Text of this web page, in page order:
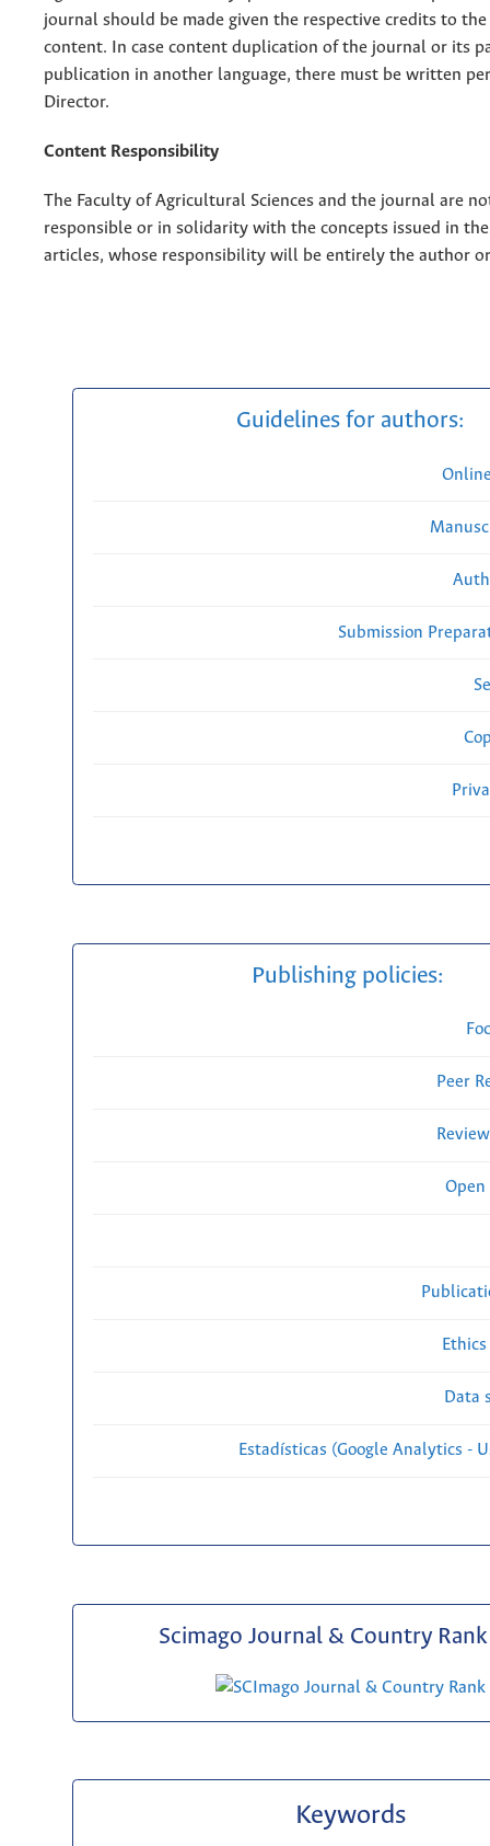
journal should be made given the respective credits to
content. In case content duplication of the journal or its
publication in another language, there must be written
Director.
Content Responsibility
The Faculty of Agricultural Sciences and the journal are
responsible or in solidarity with the concepts issued in
articles, whose responsibility will be entirely the author
Guidelines for authors:
Submission
Publishing policies:
Peer
Open
Data
Estadísticas (Google Analytics -
Scimago Journal & Country Rank
Keywords